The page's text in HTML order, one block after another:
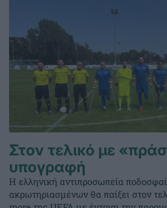
Στον τελικό με
υπογραφή
Η ελληνική αντιπροσωπεία
ακρωτηριασμένων θα παίξει στον